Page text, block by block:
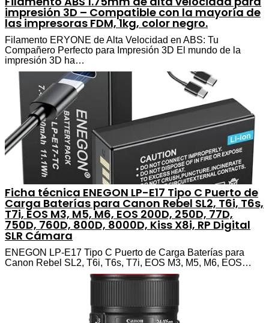
impresión 3D – Compatible con la mayoría de
las impresoras FDM, 1kg, color negro.
Filamento ERYONE de Alta Velocidad en ABS: Tu
Compañero Perfecto para Impresión 3D El mundo de la
impresión 3D ha…
Ficha técnica ENEGON LP-E17 Tipo C Puerto de
Carga Baterías para Canon Rebel SL2, T6i, T6s,
T7i, EOS M3, M5, M6, EOS 200D, 250D, 77D,
750D, 760D, 800D, 8000D, Kiss X8i, RP Digital
SLR Cámara
ENEGON LP-E17 Tipo C Puerto de Carga Baterías para
Canon Rebel SL2, T6i, T6s, T7i, EOS M3, M5, M6, EOS…